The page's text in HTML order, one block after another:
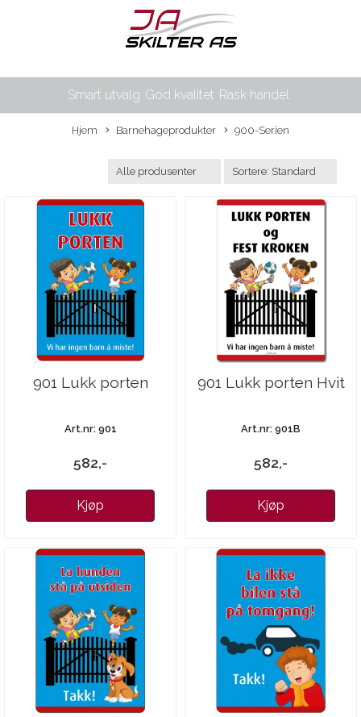
Smart utvalg God kvalitet Rask handel
Hjem Barnehageprodukter 900-Serien
901 Lukk porten
Art.nr: 901
582,-
Kjøp
901 Lukk porten Hvit
Art.nr: 901B
582,-
Kjøp